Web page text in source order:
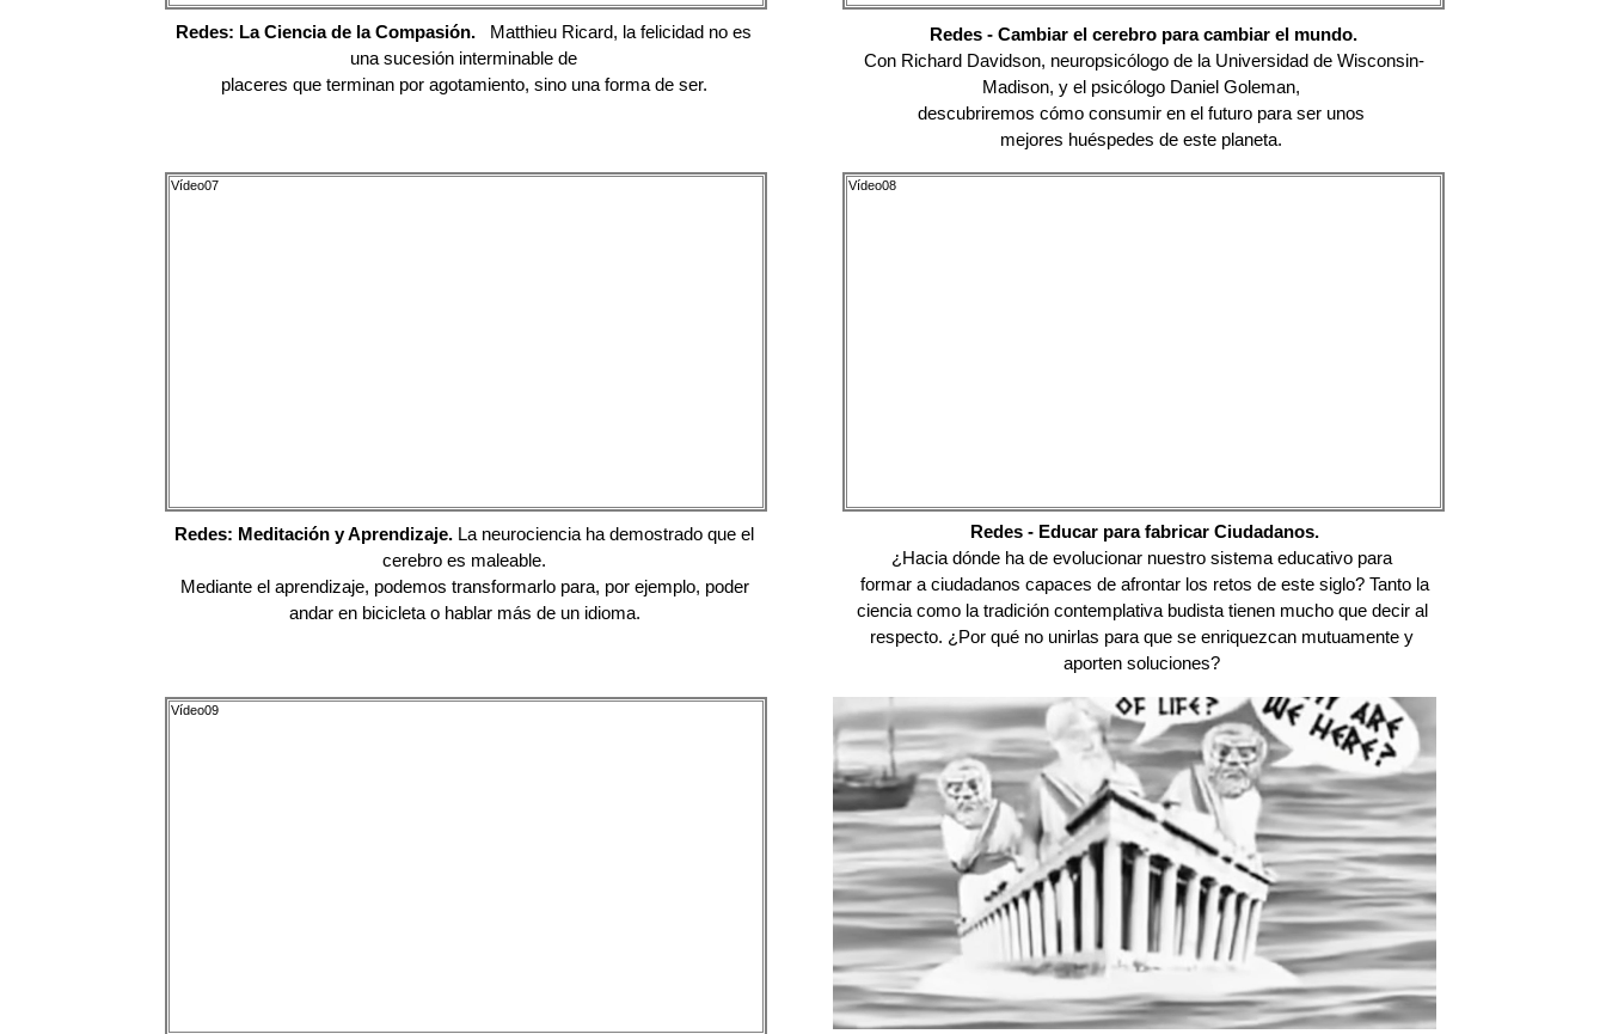
Redes: La Ciencia de la Compasión. Matthieu Ricard, la felicidad no es
una sucesión interminable de
placeres que terminan por agotamiento, sino una forma de ser.
Redes - Cambiar el cerebro para cambiar el mundo.
Con Richard Davidson, neuropsicólogo de la Universidad de Wisconsin-
Madison, y el psicólogo Daniel Goleman,
descubriremos cómo consumir en el futuro para ser unos
mejores huéspedes de este planeta.
Vídeo07 Vídeo08
Redes: Meditación y Aprendizaje. La neurociencia ha demostrado que el
cerebro es maleable.
Mediante el aprendizaje, podemos transformarlo para, por ejemplo, poder
andar en bicicleta o hablar más de un idioma.
Redes - Educar para fabricar Ciudadanos.
¿Hacia dónde ha de evolucionar nuestro sistema educativo para
formar a ciudadanos capaces de afrontar los retos de este siglo? Tanto la
ciencia como la tradición contemplativa budista tienen mucho que decir al
respecto. ¿Por qué no unirlas para que se enriquezcan mutuamente y
aporten soluciones?
Vídeo09